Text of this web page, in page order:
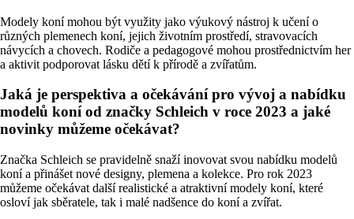
Modely koní mohou být využity jako výukový nástroj k učení o
různých plemenech koní, jejich životním prostředí, stravovacích
návycích a chovech. Rodiče a pedagogové mohou prostřednictvím her
a aktivit podporovat lásku dětí k přírodě a zvířatům.
Jaká je perspektiva a očekávání pro vývoj a nabídku
modelů koní od značky Schleich v roce 2023 a jaké
novinky můžeme očekávat?
Značka Schleich se pravidelně snaží inovovat svou nabídku modelů
koní a přinášet nové designy, plemena a kolekce. Pro rok 2023
můžeme očekávat další realistické a atraktivní modely koní, které
osloví jak sběratele, tak i malé nadšence do koní a zvířat.